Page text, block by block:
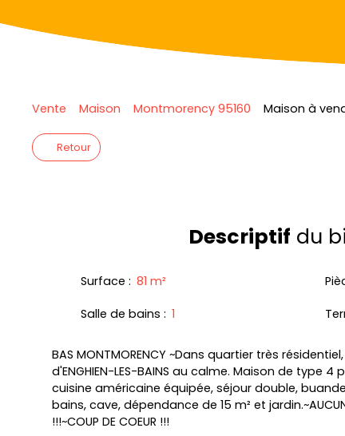
Vente Maison Montmorency 95160 Maison à
Retour
Descriptif du
Surface : 81 m²
Salle de bains : 1
BAS MONTMORENCY ~Dans quartier très
d'ENGHIEN-LES-BAINS au calme. Maison de type
cuisine américaine équipée, séjour double,
bains, cave, dépendance de 15 m² et jardin.~AUCUN
!!!~COUP DE COEUR !!!